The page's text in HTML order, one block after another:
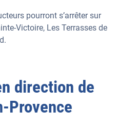
pourront s’arrêter sur
Victoire, Les Terrasses de
direction de
Provence